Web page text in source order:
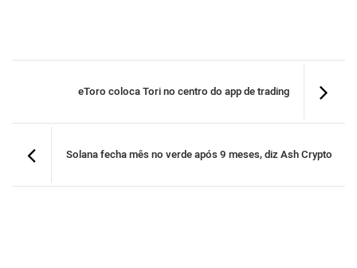
eToro coloca Tori no centro do app de trading
Solana fecha mês no verde após 9 meses, diz Ash Crypto